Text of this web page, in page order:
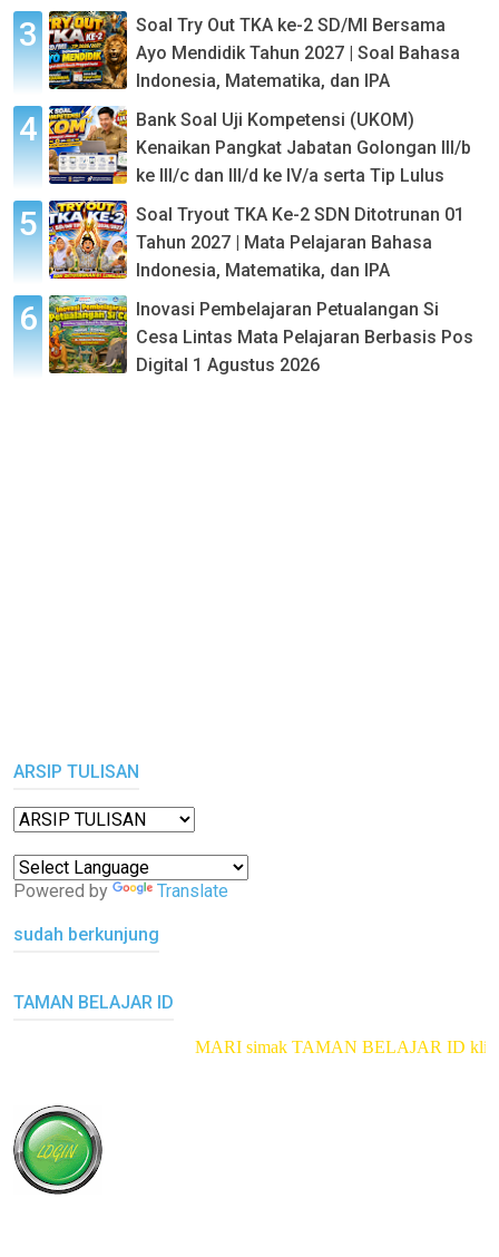
Soal Try Out TKA ke-2 SD/MI Bersama
Ayo Mendidik Tahun 2027 | Soal Bahasa
Indonesia, Matematika, dan IPA
Bank Soal Uji Kompetensi (UKOM)
Kenaikan Pangkat Jabatan Golongan III/b
ke III/c dan III/d ke IV/a serta Tip Lulus
Soal Tryout TKA Ke-2 SDN Ditotrunan 01
Tahun 2027 | Mata Pelajaran Bahasa
Indonesia, Matematika, dan IPA
Inovasi Pembelajaran Petualangan Si
Cesa Lintas Mata Pelajaran Berbasis Pos
Digital 1 Agustus 2026
ARSIP TULISAN
Powered by Translate
sudah berkunjung
TAMAN BELAJAR ID
MARI simak TAMAN BELAJAR IDklik di